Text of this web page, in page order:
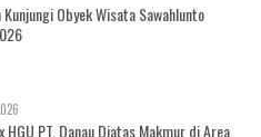
Obyek Wisata Sawahlunto
HGU PT. Danau Diatas Makmur di Area